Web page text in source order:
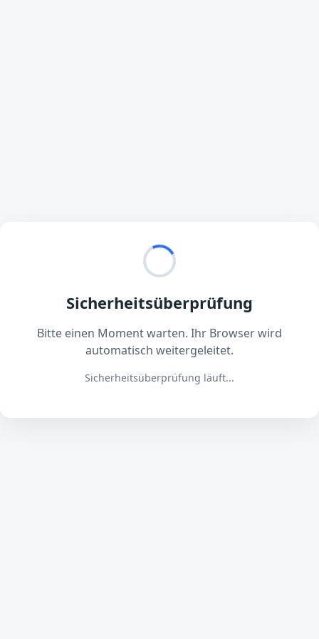
Sicherheitsüberprüfung
Bitte einen Moment warten. Ihr Browser wird
automatisch weitergeleitet.
Sicherheitsüberprüfung läuft...